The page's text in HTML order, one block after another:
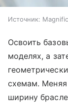
Источник:
Освоить
моделях, а
схемам. Меняя
ширину